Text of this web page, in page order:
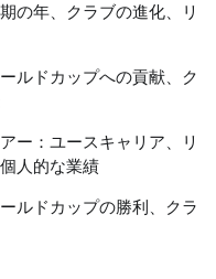
の年、クラブの進化、リ
ルドカップへの貢献、ク
ー：ユースキャリア、リ
人的な業績
ルドカップの勝利、クラ